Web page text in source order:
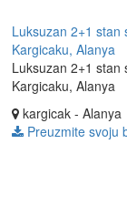
Luksuzan 2+1 stan
Kargicaku, Alanya
Luksuzan 2+1 stan
Kargicaku, Alanya
kargicak - Alanya
Preuzmite svoju